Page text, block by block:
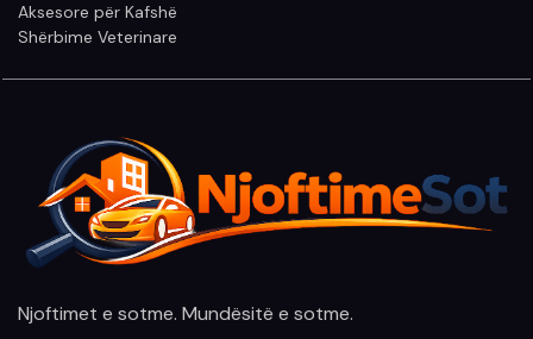
Aksesore për Kafshë
Shërbime Veterinare
Njoftimet e sotme. Mundësitë e sotme.